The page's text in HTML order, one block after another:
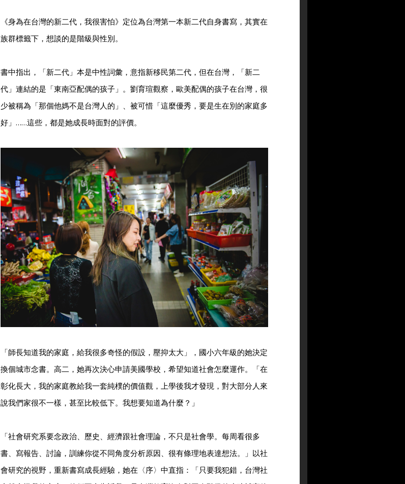
《身為在台灣的新二代，我很害怕》定位為台灣第一本新二代自身書寫，其實在
族群標籤下，想談的是階級與性別。
書中指出，「新二代」本是中性詞彙，意指新移民第二代，但在台灣，「新二
代」連結的是「東南亞配偶的孩子」。劉育瑄觀察，歐美配偶的孩子在台灣，很
少被稱為「那個他媽不是台灣人的」、被可惜「這麼優秀，要是生在別的家庭多
好」……這些，都是她成長時面對的評價。
「師長知道我的家庭，給我很多奇怪的假設，壓抑太大」，國小六年級的她決定
換個城市念書。高二，她再次決心申請美國學校，希望知道社會怎麼運作。「在
彰化長大，我的家庭教給我一套純樸的價值觀，上學後我才發現，對大部分人來
說我們家很不一樣，甚至比較低下。我想要知道為什麼？」
「社會研究系要念政治、歷史、經濟跟社會理論，不只是社會學。每周看很多
書、寫報告、討論，訓練你從不同角度分析原因、很有條理地表達想法。」以社
會研究的視野，重新書寫成長經驗，她在〈序〉中直指：「只要我犯錯，台灣社